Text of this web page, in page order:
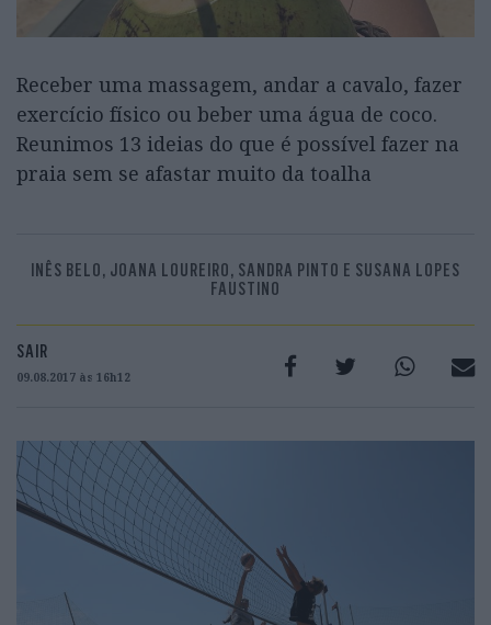
Receber uma massagem, andar a cavalo, fazer
exercício físico ou beber uma água de coco.
Reunimos 13 ideias do que é possível fazer na
praia sem se afastar muito da toalha
INÊS BELO, JOANA LOUREIRO, SANDRA PINTO E SUSANA LOPES
FAUSTINO
SAIR
09.08.2017 às 16h12